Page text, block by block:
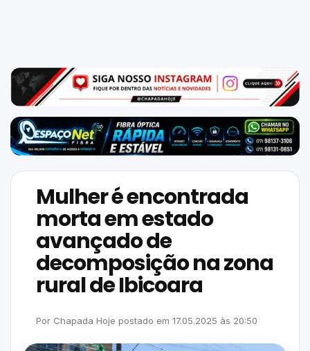
NAS
NOSSAS
REDES
Mulher é encontrada
morta em estado
avançado de
decomposição na zona
rural de Ibicoara
Por Chapada Hoje postado em 17.05.2025 às 20:50